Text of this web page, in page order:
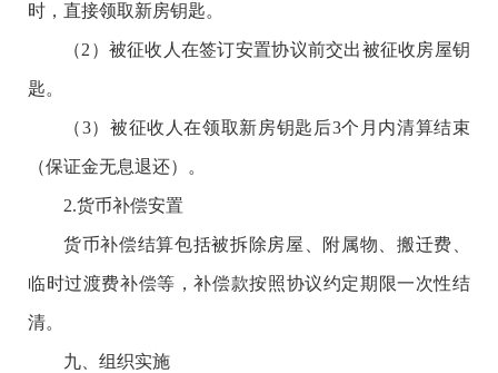
时，直接领取新房钥匙。
（2）被征收人在签订安置协议前交出被征收房屋钥
匙。
（3）被征收人在领取新房钥匙后3个月内清算结束
（保证金无息退还）。
2.货币补偿安置
货币补偿结算包括被拆除房屋、附属物、搬迁费、
临时过渡费补偿等，补偿款按照协议约定期限一次性结
清。
九、组织实施